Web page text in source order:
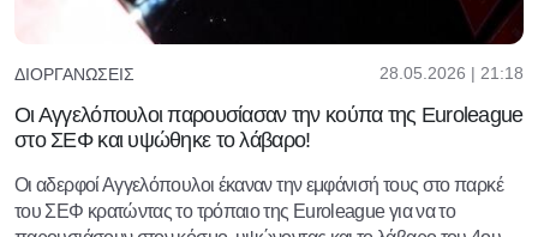
ΔΙΟΡΓΑΝΏΣΕΙΣ 28.05.2026 | 21:18
Οι Αγγελόπουλοι παρουσίασαν την κούπα της Euroleague
στο ΣΕΦ και υψώθηκε το λάβαρο!
Οι αδερφοί Αγγελόπουλοι έκαναν την εμφάνισή τους στο παρκέ
του ΣΕΦ κρατώντας το τρόπαιο της Euroleague για να το